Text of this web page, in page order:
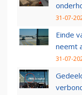
31-07-
Einde
neemt
31-07-